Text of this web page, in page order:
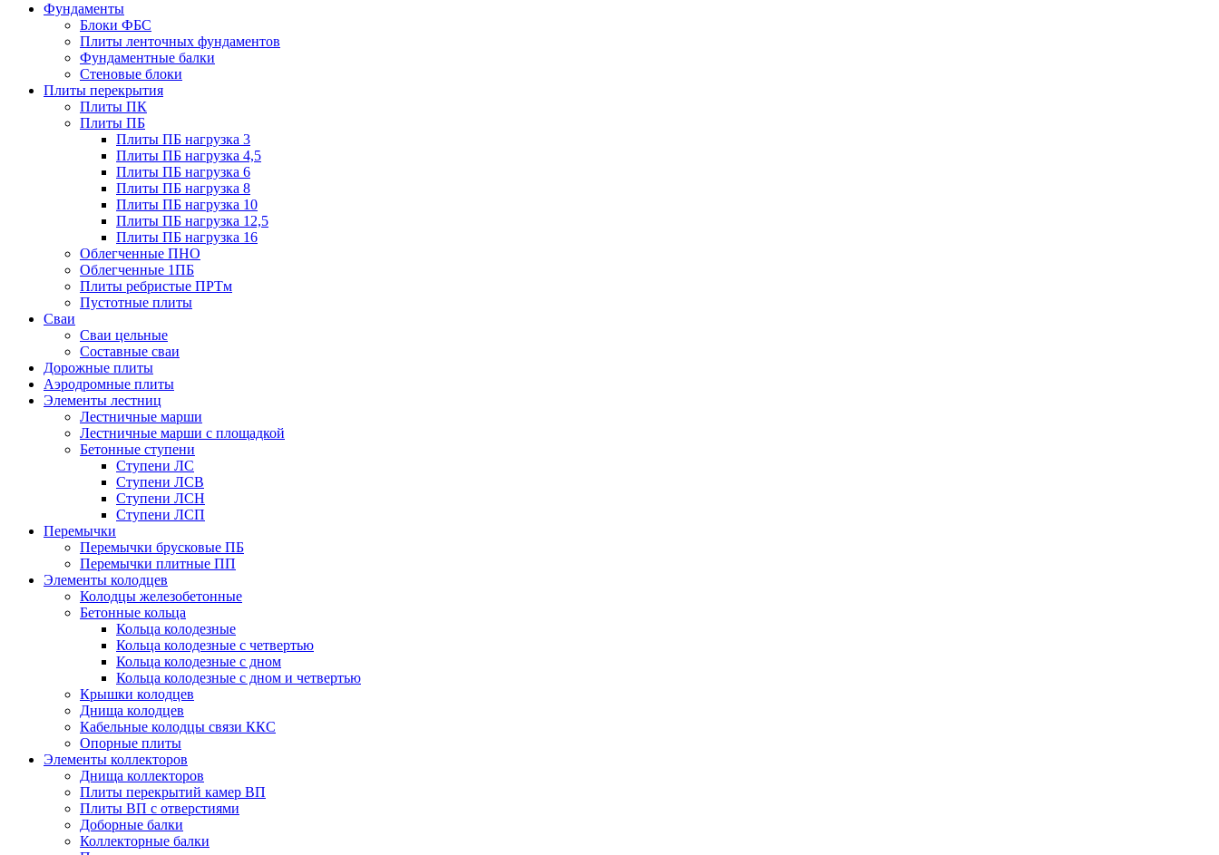
Фундаменты
Блоки ФБС
Плиты ленточных фундаментов
Фундаментные балки
Стеновые блоки
Плиты перекрытия
Плиты ПК
Плиты ПБ
Плиты ПБ нагрузка 3
Плиты ПБ нагрузка 4,5
Плиты ПБ нагрузка 6
Плиты ПБ нагрузка 8
Плиты ПБ нагрузка 10
Плиты ПБ нагрузка 12,5
Плиты ПБ нагрузка 16
Облегченные ПНО
Облегченные 1ПБ
Плиты ребристые ПРТм
Пустотные плиты
Сваи
Сваи цельные
Составные сваи
Дорожные плиты
Аэродромные плиты
Элементы лестниц
Лестничные марши
Лестничные марши с площадкой
Бетонные ступени
Ступени ЛС
Ступени ЛСВ
Ступени ЛСН
Ступени ЛСП
Перемычки
Перемычки брусковые ПБ
Перемычки плитные ПП
Элементы колодцев
Колодцы железобетонные
Бетонные кольца
Кольца колодезные
Кольца колодезные с четвертью
Кольца колодезные с дном
Кольца колодезные с дном и четвертью
Крышки колодцев
Днища колодцев
Кабельные колодцы связи ККС
Опорные плиты
Элементы коллекторов
Днища коллекторов
Плиты перекрытий камер ВП
Плиты ВП с отверстиями
Доборные балки
Коллекторные балки